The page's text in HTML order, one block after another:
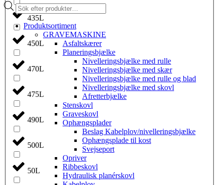
435L
450L
470L
475L
490L
500L
50L
Products
search
Produktsortiment
GRAVEMASKINE
Asfaltskærer
Planeringsbjælke
Nivelleringsbjælke med rulle
Nivelleringsbjælke med skær
Nivelleringsbjælke med rulle og blad
Nivelleringsbjælke med skovl
Afretterbjælke
Stenskovl
Graveskovl
Ophængsplader
Beslag Kabelplov/nivelleringsbjælke
Ophængsplade til kost
Svejseport
Opriver
Ribbeskovl
Hydraulisk planérskovl